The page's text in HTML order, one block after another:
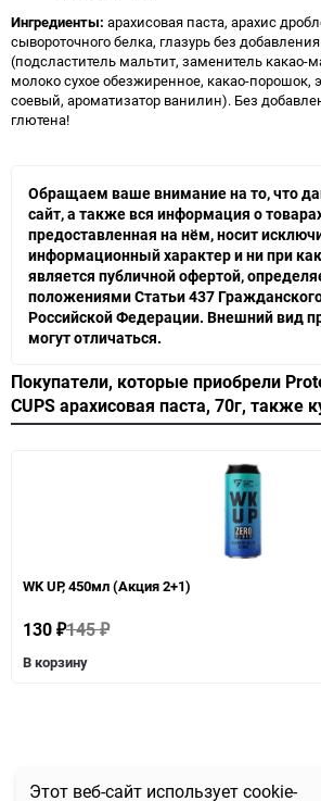
Этот веб-сайт использует cookie-
Ингредиенты: арахисовая паста, арахис
сывороточного белка, глазурь без
(подсластитель мальтит, заменитель какао-
молоко сухое обезжиренное, какао-порошок,
соевый, ароматизатор ванилин). Без
глютена!
Обращаем ваше внимание на то, что
сайт, а также вся информация о
предоставленная на нём, носит
информационный характер и ни при
является публичной офертой,
положениями Статьи 437
Российской Федерации. Внешний вид
могут отличаться.
Покупатели, которые приобрели
CUPS арахисовая паста, 70г, также
WK UP, 450мл (Акция 2+1)
130 ₽145₽
В корзину